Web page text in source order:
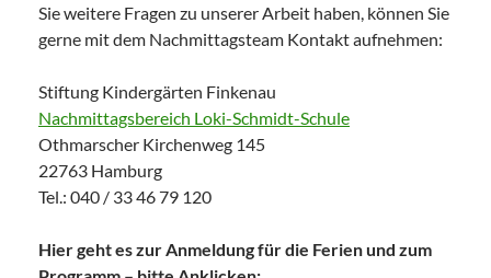
Sie weitere Fragen zu unserer Arbeit haben, können Sie
gerne mit dem Nachmittagsteam Kontakt aufnehmen:
Stiftung Kindergärten Finkenau
Nachmittagsbereich Loki-Schmidt-Schule
Othmarscher Kirchenweg 145
22763 Hamburg
Tel.: 040 / 33 46 79 120
Hier geht es zur Anmeldung für die Ferien und zum